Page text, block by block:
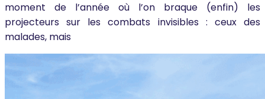
moment de l’année où l’on braque (enfin) les
projecteurs sur les combats invisibles : ceux des
malades, mais